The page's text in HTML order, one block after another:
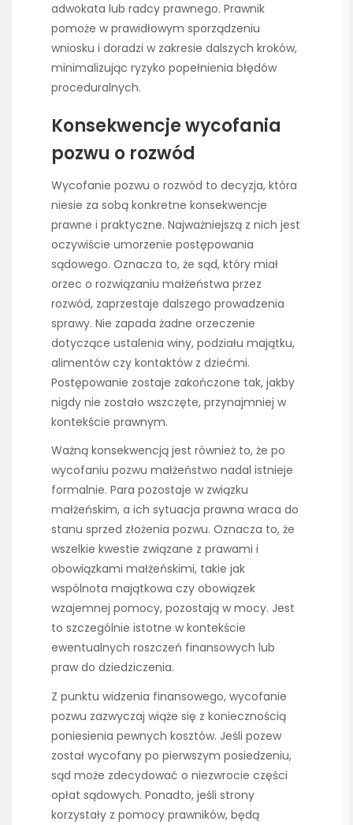
adwokata lub radcy prawnego. Prawnik
pomoże w prawidłowym sporządzeniu
wniosku i doradzi w zakresie dalszych kroków,
minimalizując ryzyko popełnienia błędów
proceduralnych.
Konsekwencje wycofania
pozwu o rozwód
Wycofanie pozwu o rozwód to decyzja, która
niesie za sobą konkretne konsekwencje
prawne i praktyczne. Najważniejszą z nich jest
oczywiście umorzenie postępowania
sądowego. Oznacza to, że sąd, który miał
orzec o rozwiązaniu małżeństwa przez
rozwód, zaprzestaje dalszego prowadzenia
sprawy. Nie zapada żadne orzeczenie
dotyczące ustalenia winy, podziału majątku,
alimentów czy kontaktów z dziećmi.
Postępowanie zostaje zakończone tak, jakby
nigdy nie zostało wszczęte, przynajmniej w
kontekście prawnym.
Ważną konsekwencją jest również to, że po
wycofaniu pozwu małżeństwo nadal istnieje
formalnie. Para pozostaje w związku
małżeńskim, a ich sytuacja prawna wraca do
stanu sprzed złożenia pozwu. Oznacza to, że
wszelkie kwestie związane z prawami i
obowiązkami małżeńskimi, takie jak
wspólnota majątkowa czy obowiązek
wzajemnej pomocy, pozostają w mocy. Jest
to szczególnie istotne w kontekście
ewentualnych roszczeń finansowych lub
praw do dziedziczenia.
Z punktu widzenia finansowego, wycofanie
pozwu zazwyczaj wiąże się z koniecznością
poniesienia pewnych kosztów. Jeśli pozew
został wycofany po pierwszym posiedzeniu,
sąd może zdecydować o niezwrocie części
opłat sądowych. Ponadto, jeśli strony
korzystały z pomocy prawników, będą